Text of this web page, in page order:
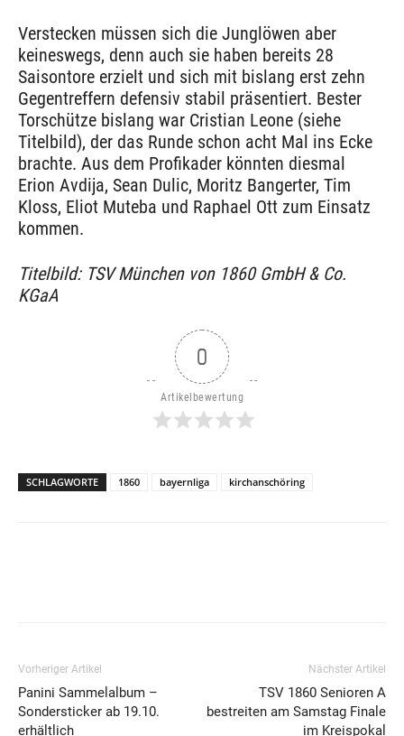
Verstecken müssen sich die Junglöwen aber
keineswegs, denn auch sie haben bereits 28
Saisontore erzielt und sich mit bislang erst zehn
Gegentreffern defensiv stabil präsentiert. Bester
Torschütze bislang war Cristian Leone (siehe
Titelbild), der das Runde schon acht Mal ins Ecke
brachte. Aus dem Profikader könnten diesmal
Erion Avdija, Sean Dulic, Moritz Bangerter, Tim
Kloss, Eliot Muteba und Raphael Ott zum Einsatz
kommen.
Titelbild: TSV München von 1860 GmbH & Co.
KGaA
0
Artikelbewertung
SCHLAGWORTE 1860 bayernliga kirchanschöring
Vorheriger Artikel
Panini Sammelalbum –
Sondersticker ab 19.10.
erhältlich
Nächster Artikel
TSV 1860 Senioren A
bestreiten am Samstag Finale
im Kreispokal